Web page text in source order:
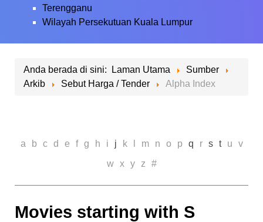
Terengganu
Wilayah Persekutuan Kuala Lumpur
Anda berada di sini: Laman Utama
Sumber
Arkib
Sebut Harga / Tender Alpha Index
a b c d e f g h i j k m n o p q r s t u
v
w
x y z #
Movies starting with S